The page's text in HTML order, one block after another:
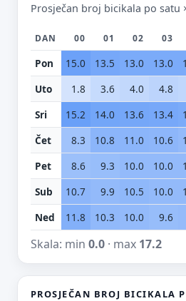
Prosječan broj bicikala po satu
DAN 00 01 02 03
Pon 15.0 13.5 13.0 13.0
Uto
1.8 3.6 4.0 4.8
Sri
15.2 14.0 13.6 13.4
Čet
8.3 10.8 11.0 10.6
Pet
8.6 9.3 10.0 10.0
Sub
10.7 9.9 10.5 10.0
Ned
11.8 10.3 10.0 9.6
Skala: min 0.0· max 17.2
PROSJEČAN BROJ BICIKALA